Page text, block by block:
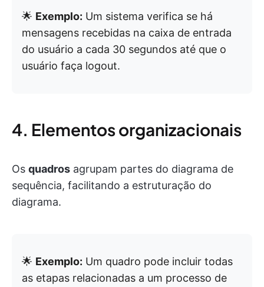
🌟 Exemplo: Um sistema verifica se há
mensagens recebidas na caixa de entrada
do usuário a cada 30 segundos até que o
usuário faça logout.
4. Elementos organizacionais
Os quadros agrupam partes do diagrama de
sequência, facilitando a estruturação do
diagrama.
🌟 Exemplo: Um quadro pode incluir todas
as etapas relacionadas a um processo de